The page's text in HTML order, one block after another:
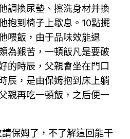
調換尿墊、擦洗身材并換
抱到椅子上歇息。10點擺
喂飯，由于品味效能退
為艱苦，一頓飯凡是要破
的時辰，父親會坐在門口
辰，是由保姆抱到床上躺
親再吃一頓飯，之后便一
保姆了，不了解這回能干